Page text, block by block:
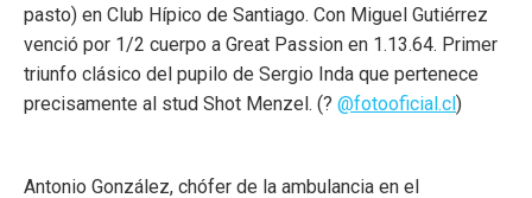
pasto) en Club Hípico de Santiago. Con Miguel Gutiérrez
venció por 1/2 cuerpo a Great Passion en 1.13.64. Primer
triunfo clásico del pupilo de Sergio Inda que pertenece
precisamente al stud Shot Menzel. (? @fotooficial.cl)
Antonio González, chófer de la ambulancia en el